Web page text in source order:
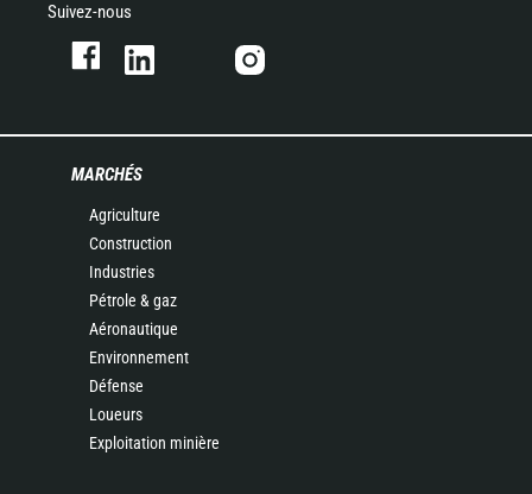
Suivez-nous
MARCHÉS
Agriculture
Construction
Industries
Pétrole & gaz
Aéronautique
Environnement
Défense
Loueurs
Exploitation minière